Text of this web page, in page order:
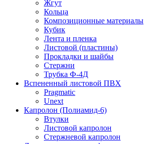
Жгут
Кольца
Композиционные материалы
Кубик
Лента и пленка
Листовой (пластины)
Прокладки и шайбы
Стержни
Трубка Ф-4Д
Вспененный листовой ПВХ
Pragmatic
Unext
Капролон (Полиамид-6)
Втулки
Листовой капролон
Стержневой капролон